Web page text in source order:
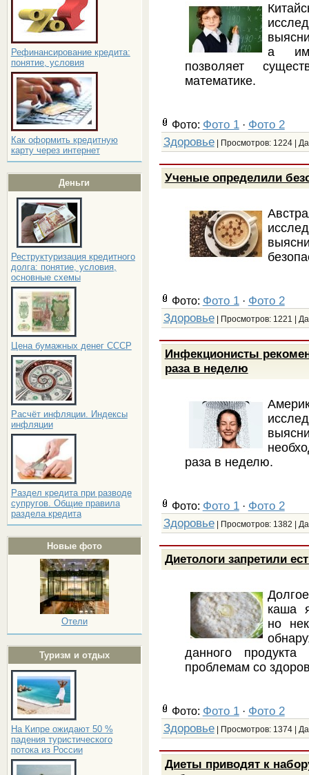
Рефинансирование кредита:
понятие, условия
Как оформить кредитную
карту через интернет
Деньги
Реструктуризация кредитного
долга: понятие, условия,
основные схемы
Цена бумажных денег СССР
Расчёт инфляции. Индексы
инфляции
Раздел кредита при разводе
супругов. Общие правила
раздела кредита
Новые фото
Отели
Туризм и отдых
На Кипре ожидают 50 %
падения туристического
потока из России
а
позволяет
математике.
Фото: Фото 1· Фото 2
Здоровье| Просмотров: 1224 |
Ученые определили
Фото: Фото 1· Фото 2
Здоровье| Просмотров: 1221 |
Инфекционисты
раза в неделю
раза в неделю.
Фото: Фото 1· Фото 2
Здоровье| Просмотров: 1382 |
Диетологи запретили
каша
но
данного
проблемам со
Фото: Фото 1· Фото 2
Здоровье| Просмотров: 1374 |
Диеты приводят к